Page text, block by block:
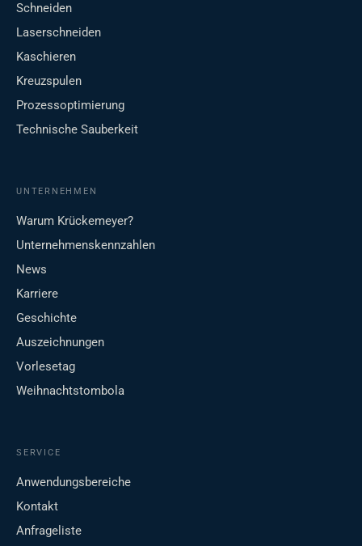
Schneiden
Laserschneiden
Kaschieren
Kreuzspulen
Prozessoptimierung
Technische Sauberkeit
UNTERNEHMEN
Warum Krückemeyer?
Unternehmenskennzahlen
News
Karriere
Geschichte
Auszeichnungen
Vorlesetag
Weihnachtstombola
SERVICE
Anwendungsbereiche
Kontakt
Anfrageliste